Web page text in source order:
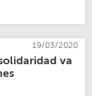
19/03/2020
va